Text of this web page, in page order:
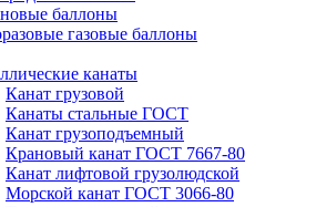
баллоны
газовые баллоны
канаты
Канат грузовой
Канаты стальные ГОСТ
Канат грузоподъемный
Крановый канат ГОСТ 7667-80
Канат лифтовой грузолюдской
Морской канат ГОСТ 3066-80